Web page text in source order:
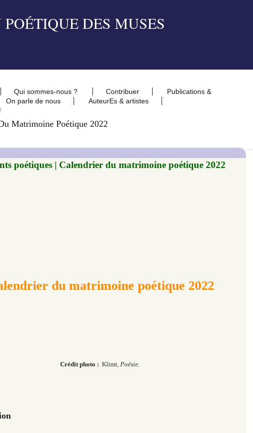
Qui sommes-nous ? Contribuer
Publications &
On parle de nous AuteurEs & artistes
Matrimoine Poétique 2022
poétiques | Calendrier du matrimoine poétique 2022
du matrimoine poétique 2022
Crédit photo : Klimt, Poésie.